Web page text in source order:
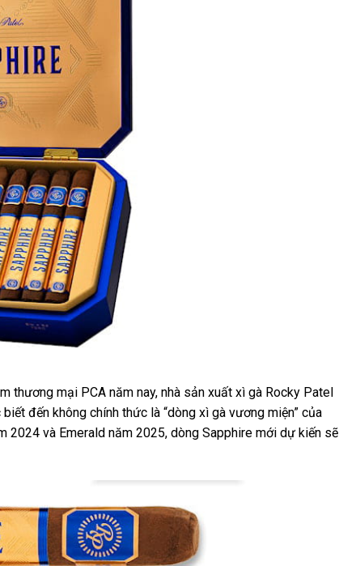
thương mại PCA năm nay, nhà sản xuất xì gà Rocky Patel
đến không chính thức là “dòng xì gà vương miện” của
2024 và Emerald năm 2025, dòng Sapphire mới dự kiến ​​sẽ